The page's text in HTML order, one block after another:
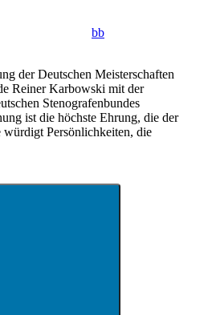
bb
der Deutschen Meisterschaften
Reiner Karbowski mit der
Stenografenbundes
ist die höchste Ehrung, die der
würdigt Persönlichkeiten, die